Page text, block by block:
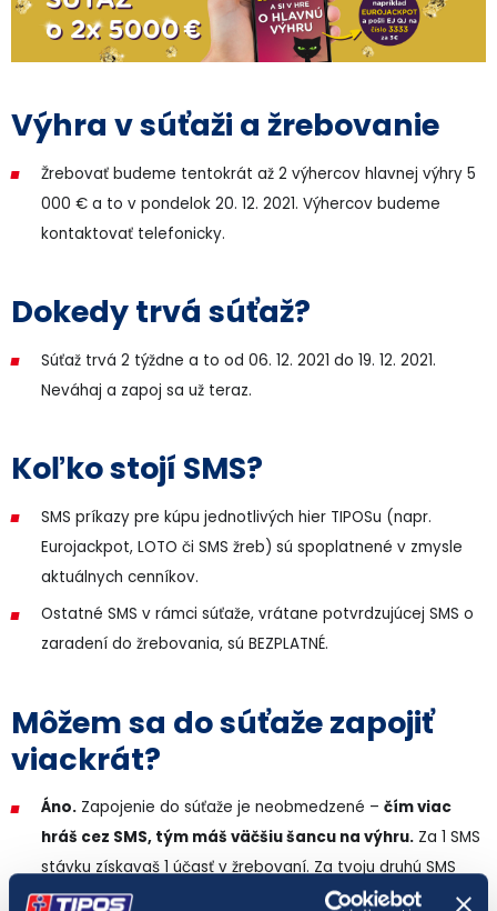
Výhra v súťaži a žrebovanie
Žrebovať budeme tentokrát až 2 výhercov hlavnej výhry 5
000 € a to v pondelok 20. 12. 2021. Výhercov budeme
kontaktovať telefonicky.
Dokedy trvá súťaž?
Súťaž trvá 2 týždne a to od 06. 12. 2021 do 19. 12. 2021.
Neváhaj a zapoj sa už teraz.
Koľko stojí SMS?
SMS príkazy pre kúpu jednotlivých hier TIPOSu (napr.
Eurojackpot, LOTO či SMS žreb) sú spoplatnené v zmysle
aktuálnych cenníkov.
Ostatné SMS v rámci súťaže, vrátane potvrdzujúcej SMS o
zaradení do žrebovania, sú BEZPLATNÉ.
Môžem sa do súťaže zapojiť
viackrát?
Áno. Zapojenie do súťaže je neobmedzené – čím viac
hráš cez SMS, tým máš väčšiu šancu na výhru. Za 1 SMS
stávku získavaš 1 účasť v žrebovaní. Za tvoju druhú SMS
stávku budeš do žrebovania zaradený ďalších 5x (spolu